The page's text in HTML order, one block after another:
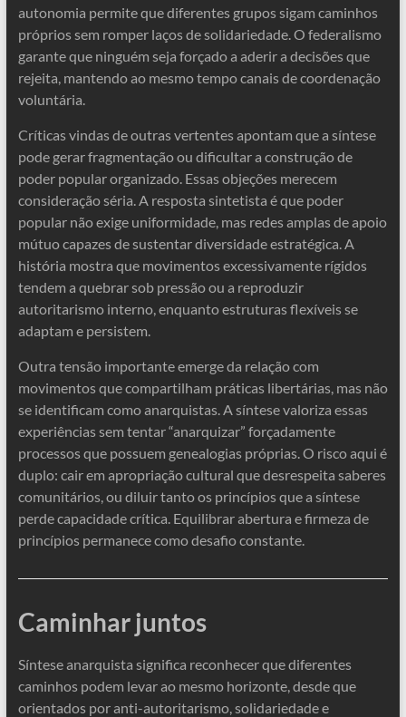
autonomia permite que diferentes grupos sigam caminhos
próprios sem romper laços de solidariedade. O federalismo
garante que ninguém seja forçado a aderir a decisões que
rejeita, mantendo ao mesmo tempo canais de coordenação
voluntária.
Críticas vindas de outras vertentes apontam que a síntese
pode gerar fragmentação ou dificultar a construção de
poder popular organizado. Essas objeções merecem
consideração séria. A resposta sintetista é que poder
popular não exige uniformidade, mas redes amplas de apoio
mútuo capazes de sustentar diversidade estratégica. A
história mostra que movimentos excessivamente rígidos
tendem a quebrar sob pressão ou a reproduzir
autoritarismo interno, enquanto estruturas flexíveis se
adaptam e persistem.
Outra tensão importante emerge da relação com
movimentos que compartilham práticas libertárias, mas não
se identificam como anarquistas. A síntese valoriza essas
experiências sem tentar “anarquizar” forçadamente
processos que possuem genealogias próprias. O risco aqui é
duplo: cair em apropriação cultural que desrespeita saberes
comunitários, ou diluir tanto os princípios que a síntese
perde capacidade crítica. Equilibrar abertura e firmeza de
princípios permanece como desafio constante.
Caminhar juntos
Síntese anarquista significa reconhecer que diferentes
caminhos podem levar ao mesmo horizonte, desde que
orientados por anti-autoritarismo, solidariedade e